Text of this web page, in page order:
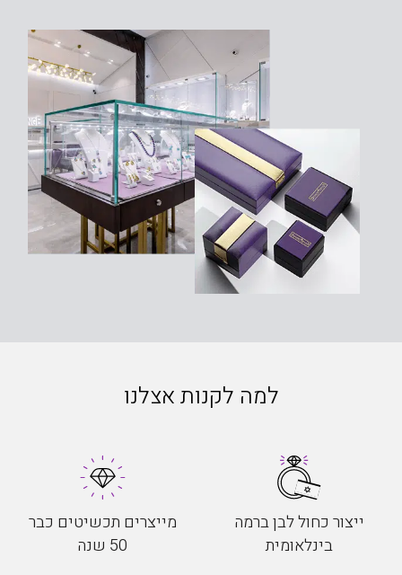
למה לקנות אצלנו
ייצור כחול לבן ברמה
בינלאומית
מייצרים תכשיטים כבר
50 שנה